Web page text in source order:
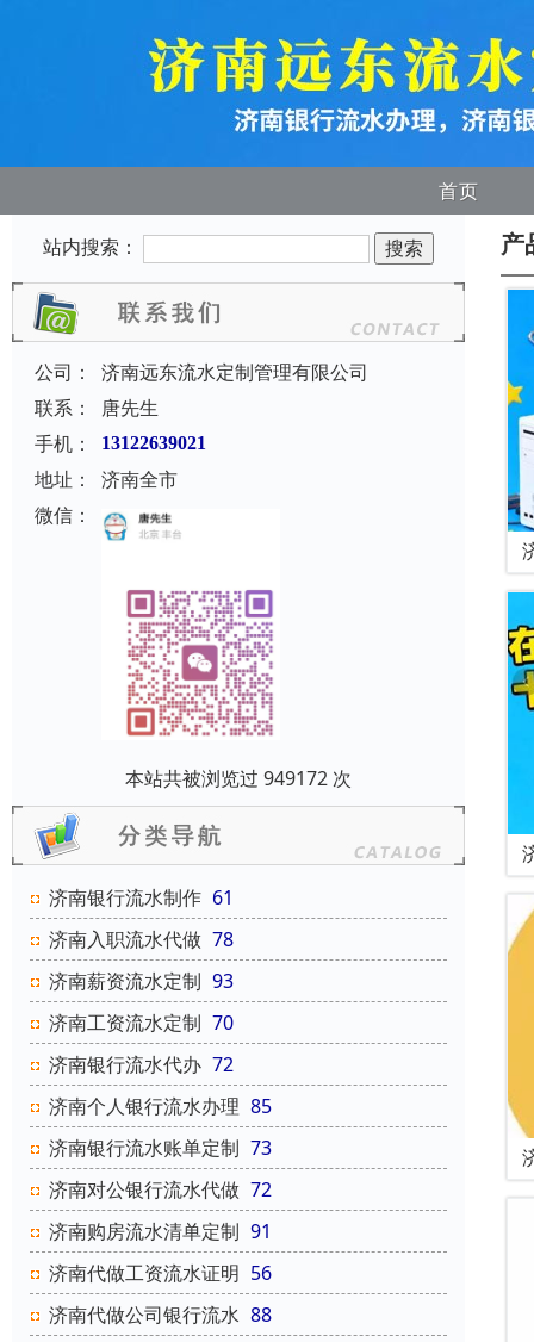
首页
站内搜索：
公司：
济南远东流水定制管理有限公司
联系：
唐先生
手机：
13122639021
地址：
济南全市
微信：
本站共被浏览过 949172 次
济南银行流水制作 61
济南入职流水代做 78
济南薪资流水定制 93
济南工资流水定制 70
济南银行流水代办 72
济南个人银行流水办理 85
济南银行流水账单定制 73
济南对公银行流水代做 72
济南购房流水清单定制 91
济南代做工资流水证明 56
济南代做公司银行流水 88
产